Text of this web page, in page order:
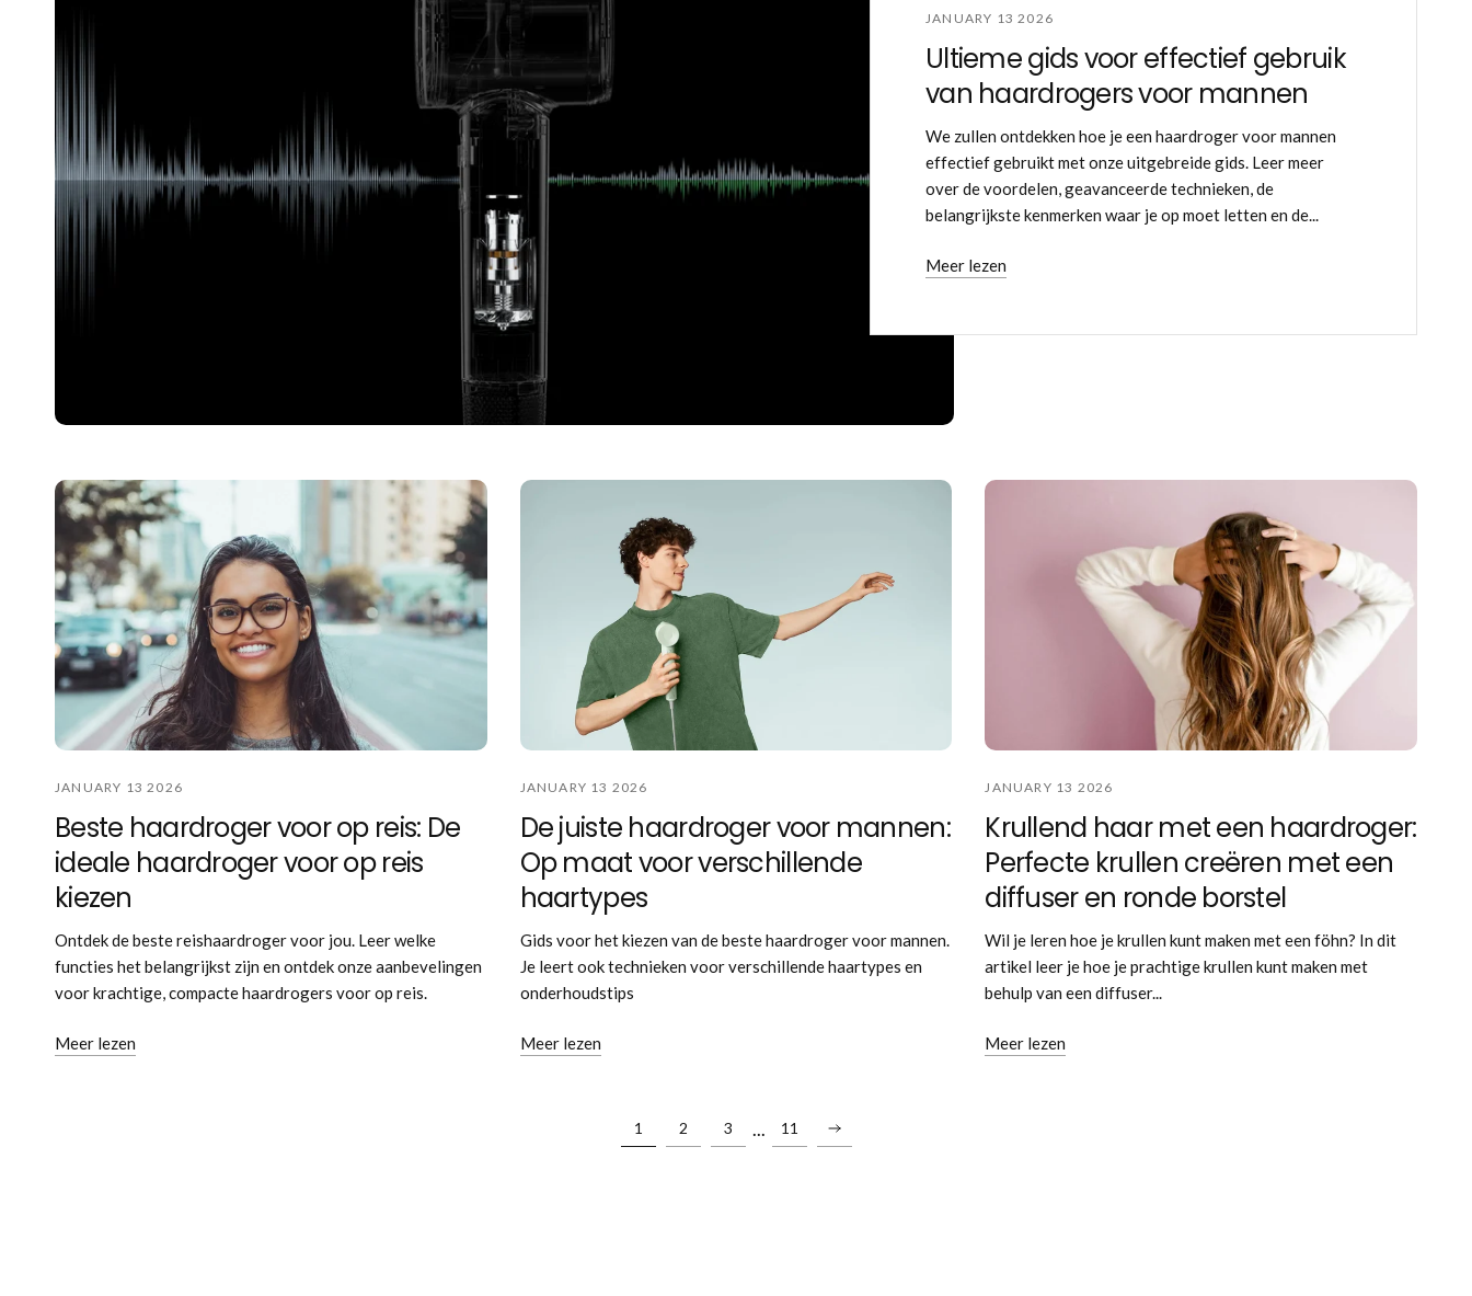
JANUARY 13 2026
Ultieme gids voor effectief gebruik
van haardrogers voor mannen
We zullen ontdekken hoe je een haardroger voor mannen
effectief gebruikt met onze uitgebreide gids. Leer meer
over de voordelen, geavanceerde technieken, de
belangrijkste kenmerken waar je op moet letten en de...
Meer lezen
JANUARY 13 2026
Beste haardroger voor op reis: De
ideale haardroger voor op reis
kiezen
Ontdek de beste reishaardroger voor jou. Leer welke
functies het belangrijkst zijn en ontdek onze aanbevelingen
voor krachtige, compacte haardrogers voor op reis.
Meer lezen
JANUARY 13 2026
De juiste haardroger voor mannen:
Op maat voor verschillende
haartypes
Gids voor het kiezen van de beste haardroger voor mannen.
Je leert ook technieken voor verschillende haartypes en
onderhoudstips
Meer lezen
JANUARY 13 2026
Krullend haar met een haardroger:
Perfecte krullen creëren met een
diffuser en ronde borstel
Wil je leren hoe je krullen kunt maken met een föhn? In dit
artikel leer je hoe je prachtige krullen kunt maken met
behulp van een diffuser...
Meer lezen
1 2 3 ... 11